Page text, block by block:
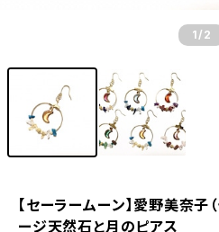
1 /2
【セーラームーン】愛野美奈子
ージ天然石と月のピアス